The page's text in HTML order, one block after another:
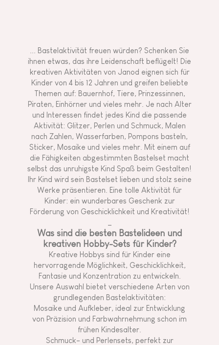
... Bastelaktivität freuen würden? Schenken Sie
ihnen etwas, das ihre Leidenschaft beflügelt! Die
kreativen Aktivitäten von Janod eignen sich für
Kinder von 4 bis 12 Jahren und greifen beliebte
Themen auf: Bauernhof, Tiere, Prinzessinnen,
Piraten, Einhörner und vieles mehr. Je nach Alter
und Interessen findet jedes Kind die passende
Aktivität: Glitzer, Perlen und Schmuck, Malen
nach Zahlen, Wasserfarben, Pompons basteln,
Sticker, Mosaike und vieles mehr. Mit einem auf
die Fähigkeiten abgestimmten Bastelset macht
selbst das unruhigste Kind Spaß beim Gestalten!
Ihr Kind wird sein Bastelset lieben und stolz seine
Werke präsentieren. Eine tolle Aktivität für
Kinder: ein wunderbares Geschenk zur
Förderung von Geschicklichkeit und Kreativität!
Was sind die besten Bastelideen und
kreativen Hobby-Sets für Kinder?
Kreative Hobbys sind für Kinder eine
hervorragende Möglichkeit, Geschicklichkeit,
Fantasie und Konzentration zu entwickeln.
Unsere Auswahl bietet verschiedene Arten von
grundlegenden Bastelaktivitäten:
Mosaike und Aufkleber, ideal zur Entwicklung
von Präzision und Farbwahrnehmung schon im
frühen Kindesalter.
Schmuck- und Perlensets, perfekt zur